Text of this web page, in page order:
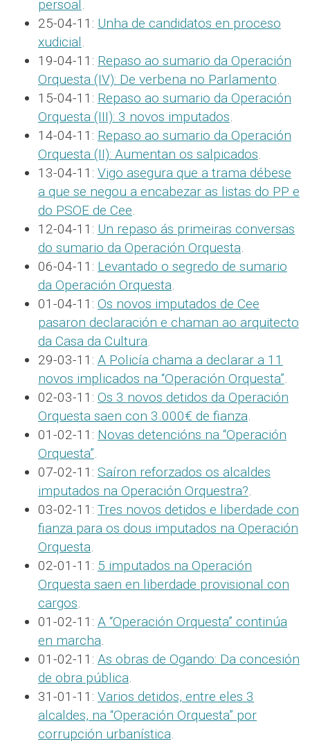
persoal .
25-04-11: Unha de candidatos en proceso
xudicial.
19-04-11: Repaso ao sumario da Operación
Orquesta (IV): De verbena no Parlamento.
15-04-11: Repaso ao sumario da Operación
Orquesta (III): 3 novos imputados.
14-04-11: Repaso ao sumario da Operación
Orquesta (II): Aumentan os salpicados.
13-04-11: Vigo asegura que a trama débese
a que se negou a encabezar as listas do PP e
do PSOE de Cee.
12-04-11: Un repaso ás primeiras conversas
do sumario da Operación Orquesta.
06-04-11: Levantado o segredo de sumario
da Operación Orquesta.
01-04-11: Os novos imputados de Cee
pasaron declaración e chaman ao arquitecto
da Casa da Cultura.
29-03-11: A Policía chama a declarar a 11
novos implicados na “Operación Orquesta”.
02-03-11: Os 3 novos detidos da Operación
Orquesta saen con 3.000€ de fianza.
01-02-11: Novas detencións na “Operación
Orquesta”.
07-02-11: Saíron reforzados os alcaldes
imputados na Operación Orquestra?.
03-02-11: Tres novos detidos e liberdade con
fianza para os dous imputados na Operación
Orquesta.
02-01-11: 5 imputados na Operación
Orquesta saen en liberdade provisional con
cargos.
01-02-11: A “Operación Orquesta” continúa
en marcha.
01-02-11: As obras de Ogando: Da concesión
de obra pública.
31-01-11: Varios detidos, entre eles 3
alcaldes, na “Operación Orquesta” por
corrupción urbanística.